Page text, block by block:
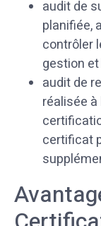
audit de
planifiée,
contrôler
gestion
audit de
réalisée à
certificat